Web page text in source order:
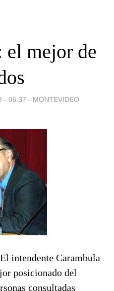
el mejor de
- 06:37 - MONTEVIDEO
intendente Carambula
posicionado del
consultadas